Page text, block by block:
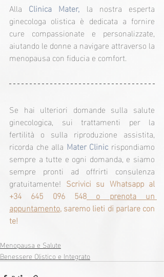
Alla Clinica Mater, la nostra esperta
ginecologa olistica è dedicata a fornire
cure compassionate e personalizzate,
aiutando le donne a navigare attraverso la
menopausa con fiducia e comfort.
Se hai ulteriori domande sulla salute
ginecologica, sui trattamenti per la
fertilità o sulla riproduzione assistita,
ricorda che alla Mater Clinic rispondiamo
sempre a tutte e ogni domanda, e siamo
sempre pronti ad offrirti consulenza
gratuitamente! Scrivici su Whatsapp al
+34 645 096 548 o prenota un
appuntamento, saremo lieti di parlare con
te!
Menopausa e Salute
Benessere Olistico e Integrato